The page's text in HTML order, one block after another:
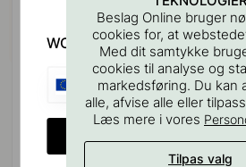
POPULAR
Beslag Online bruger
cookies for, at
Med dit samtykke
cookies til analyse og
markedsføring. Du kan
alle, afvise alle eller
Læs mere i vores
Tilpas valg
WOULD YOU RATHER VISIT?
EU